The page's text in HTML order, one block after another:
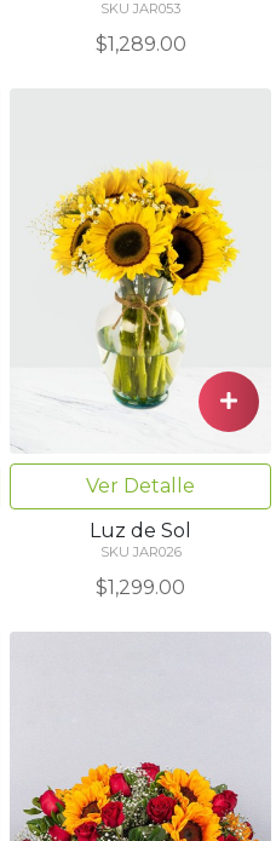
SKU JAR053
$1,289.00
Ver Detalle
Luz de Sol
SKU JAR026
$1,299.00